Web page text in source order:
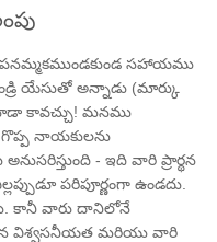
సహాయము
యేసుతో అన్నాడు (మార్కు
కావచ్చు! మనము
నాయకులను
- ఇది వారి ప్రార్థన
పరిపూర్ణంగా ఉండదు.
కానీ వారు దానిలోనే
విశ్వసనీయత మరియు వారి